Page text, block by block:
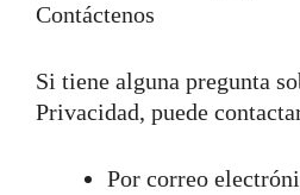
Contáctenos
Si tiene alguna pregunta
Privacidad, puede
Por correo